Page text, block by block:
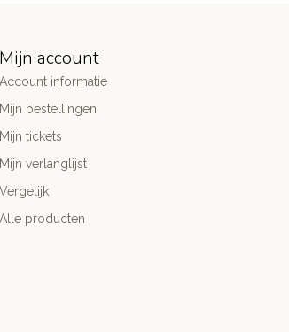
Mijn account
Account informatie
Mijn bestellingen
Mijn tickets
Mijn verlanglijst
Vergelijk
Alle producten